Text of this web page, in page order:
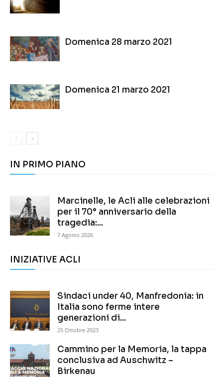
Domenica 28 marzo 2021
Domenica 21 marzo 2021
IN PRIMO PIANO
Marcinelle, le Acli alle celebrazioni
per il 70° anniversario della
tragedia:...
7 Agosto 2026
INIZIATIVE ACLI
Sindaci under 40, Manfredonia: in
Italia sono ferme intere
generazioni di...
25 Ottobre 2023
Cammino per la Memoria, la tappa
conclusiva ad Auschwitz –
Birkenau